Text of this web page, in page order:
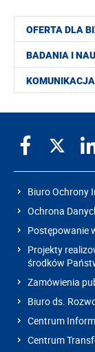
OFERTA DLA
BADANIA I
Biuro Ochrony
Ochrona
Postępowanie
Projekty
środków
Zamówienia
Biuro ds.
Centrum
Centrum